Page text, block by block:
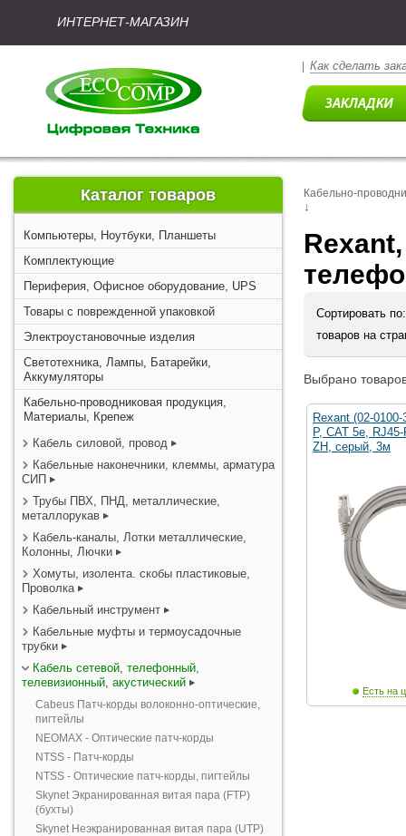
ИНТЕРНЕТ-МАГАЗИН
Как сделать
Каталог товаров
Компьютеры, Ноутбуки, Планшеты
Комплектующие
Периферия, Офисное оборудование, UPS
Товары с поврежденной упаковкой
Электроустановочные изделия
Светотехника, Лампы, Батарейки,
Аккумуляторы
Кабельно-проводниковая продукция,
Материалы, Крепеж
Кабель силовой, провод
Кабельные наконечники, клеммы, арматура
СИП
Трубы ПВХ, ПНД, металлические,
металлорукав
Кабель-каналы, Лотки металлические,
Колонны, Лючки
Хомуты, изолента. скобы пластиковые,
Проволка
Кабельный инструмент
Кабельные муфты и термоусадочные
трубки
Кабель сетевой, телефонный,
телевизионный, акустический
Cabeus Патч-корды волоконно-оптические,
пигтейлы
NEOMAX - Оптические патч-корды
NTSS - Патч-корды
NTSS - Оптические патч-корды, пигтейлы
Skynet Экранированная витая пара (FTP)
(бухты)
Skynet Неэкранированная витая пара (UTP)
Кабельно-
↓
Сортировать
товаров на
Выбрано
Rexant (02-
P, CAT 5e,
ZH, серый, 3м
Есть на